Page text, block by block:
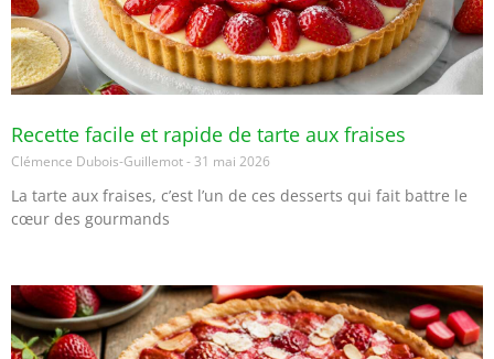
Recette facile et rapide de tarte aux fraises
Clémence Dubois-Guillemot 31 mai 2026
La tarte aux fraises, c’est l’un de ces desserts qui fait battre le
cœur des gourmands